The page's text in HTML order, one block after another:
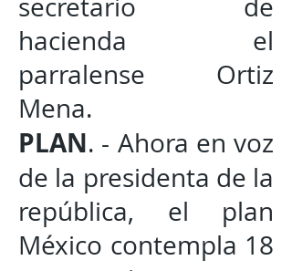
secretario de
hacienda el
parralense Ortiz
Mena.
PLAN. - Ahora en voz
de la presidenta de la
república, el plan
México contempla 18